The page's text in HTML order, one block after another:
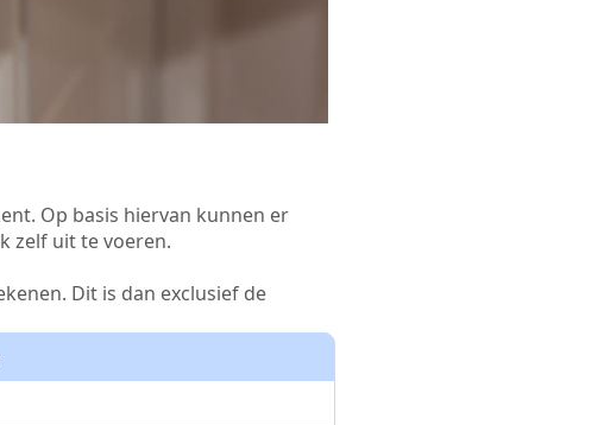
Op basis hiervan kunnen er
zelf uit te voeren.
Dit is dan exclusief de